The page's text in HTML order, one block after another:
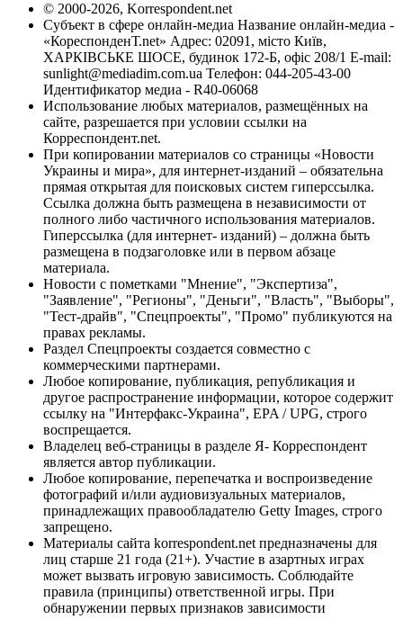
© 2000-2026, Korrespondent.net
Субъект в сфере онлайн-медиа Название онлайн-медиа -
«КореспонденТ.net» Адрес: 02091, місто Київ,
ХАРКІВСЬКЕ ШОСЕ, будинок 172-Б, офіс 208/1 E-mail:
sunlight@mediadim.com.ua Телефон: 044-205-43-00
Идентификатор медиа - R40-06068
Использование любых материалов, размещённых на
сайте, разрешается при условии ссылки на
Корреспондент.net.
При копировании материалов со страницы «Новости
Украины и мира», для интернет-изданий – обязательна
прямая открытая для поисковых систем гиперссылка.
Ссылка должна быть размещена в независимости от
полного либо частичного использования материалов.
Гиперссылка (для интернет- изданий) – должна быть
размещена в подзаголовке или в первом абзаце
материала.
Новости с пометками "Мнение", "Экспертиза",
"Заявление", "Регионы", "Деньги", "Власть", "Выборы",
"Тест-драйв", "Спецпроекты", "Промо" публикуются на
правах рекламы.
Раздел Спецпроекты создается совместно с
коммерческими партнерами.
Любое копирование, публикация, републикация и
другое распространение информации, которое содержит
ссылку на "Интерфакс-Украина", EPA / UPG, строго
воспрещается.
Владелец веб-страницы в разделе Я- Корреспондент
является автор публикации.
Любое копирование, перепечатка и воспроизведение
фотографий и/или аудиовизуальных материалов,
принадлежащих правообладателю Getty Images, строго
запрещено.
Материалы сайта korrespondent.net предназначены для
лиц старше 21 года (21+). Участие в азартных играх
может вызвать игровую зависимость. Соблюдайте
правила (принципы) ответственной игры. При
обнаружении первых признаков зависимости